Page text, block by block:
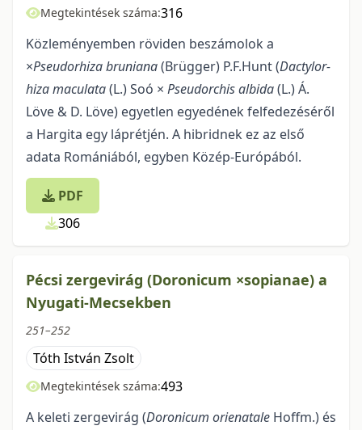
Megtekintések száma:316
Közleményemben röviden beszámolok a
×Pseudorhiza bruniana(Brügger) P.F.Hunt (Dactylor­
hiza maculata(L.) Soó × Pseudorchis albida(L.) Á.
Löve & D. Löve) egyet­len egyedének felfedezéséről
a Hargita egy láprét­jén. A hibridnek ez az első
adata Romániá­ból, egyben Közép-Európából.
PDF
306
Pécsi zergevirág (Doronicum ×sopianae) a
Nyugati-Mecsekben
251–252
Tóth István Zsolt
Megtekintések száma:493
A keleti zergevirág (Doronicum orienatale Hoffm.) és